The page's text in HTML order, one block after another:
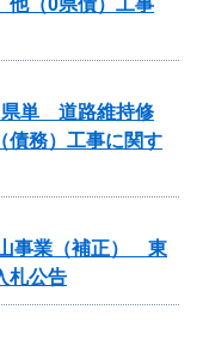
県単 道路維持修
債務）工事に関す
事業（補正） 東
札公告